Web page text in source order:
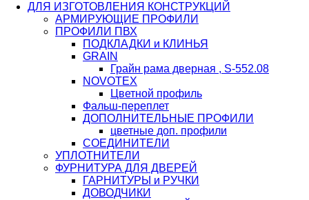
ДЛЯ ИЗГОТОВЛЕНИЯ КОНСТРУКЦИЙ
АРМИРУЮЩИЕ ПРОФИЛИ
ПРОФИЛИ ПВХ
ПОДКЛАДКИ и КЛИНЬЯ
GRAIN
Грайн рама дверная , S-552.08
NOVOTEX
Цветной профиль
Фальш-переплет
ДОПОЛНИТЕЛЬНЫЕ ПРОФИЛИ
цветные доп. профили
СОЕДИНИТЕЛИ
УПЛОТНИТЕЛИ
ФУРНИТУРА ДЛЯ ДВЕРЕЙ
ГАРНИТУРЫ и РУЧКИ
ДОВОДЧИКИ